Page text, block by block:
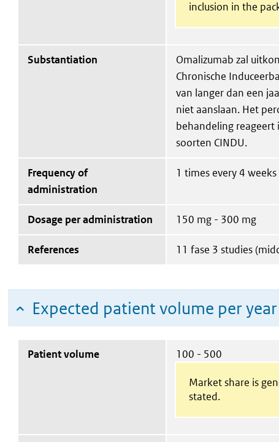
inclusion in the
Substantiation
Omalizumab zal
Chronische
van langer dan een
niet aanslaan. Het
behandeling reageert
soorten CINDU.
Frequency of
administration
1 times every 4 weeks
Dosage per administration 150 mg - 300 mg
References 11 fase 3 studies
Expected patient volume per year
Patient volume 100 - 500
Market share is
stated.